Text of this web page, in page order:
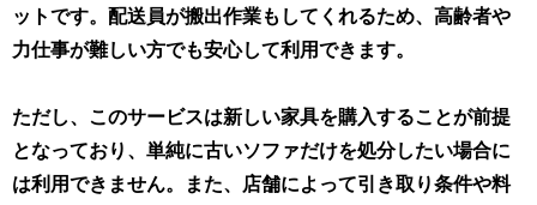
ットです。配送員が搬出作業もしてくれるため、高齢者や
力仕事が難しい方でも安心して利用できます。
ただし、このサービスは新しい家具を購入することが前提
となっており、単純に古いソファだけを処分したい場合に
は利用できません。また、店舗によって引き取り条件や料